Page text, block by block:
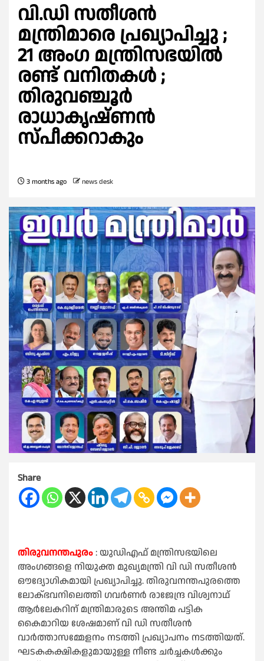
വി.ഡി സതീശൻ
മന്ത്രിമാരെ പ്രഖ്യാപിച്ചു ;
21 അംഗ മന്ത്രിസഭയില്‍
രണ്ട് വനിതകള്‍ ;
തിരുവഞ്ചൂര്‍
രാധാകൃഷ്ണൻ
സ്പീക്കറാകും
3 months ago news desk
Share
തിരുവനന്തപുരം: യുഡിഎഫ് മന്ത്രിസഭയിലെ
അംഗങ്ങളെ നിയുക്ത മുഖ്യമന്ത്രി വി ഡി സതീശൻ
ഔദ്യോഗികമായി പ്രഖ്യാപിച്ചു. തിരുവനന്തപുരത്തെ
ലോക്ഭവനിലെത്തി ഗവർണർ രാജേന്ദ്ര വിശ്വനാഥ്
ആർലേകറിന് മന്ത്രിമാരുടെ അന്തിമ പട്ടിക
കൈമാറിയ ശേഷമാണ് വി ഡി സതീശൻ
വാർത്താസമ്മേളനം നടത്തി പ്രഖ്യാപനം നടത്തിയത്.
ഘടകകക്ഷികളുമായുള്ള നീണ്ട ചർച്ചകള്‍ക്കും